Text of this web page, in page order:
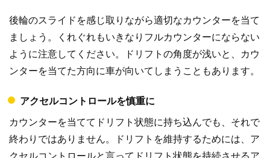
後輪のスライドを感じ取りながら適切なカウンターを当て
ましょう。くれぐれもいきなりフルカウンターにならない
ように注意してください。ドリフトの角度が浅いと、カウ
ンターを当てた方向に車が向いてしまうこともあります。
アクセルコントロールを慎重に
カウンターを当ててドリフト状態に持ち込んでも、それで
終わりではありません。ドリフトを維持するためには、ア
クセルコントロールと言ってドリフト状態を持続させるア